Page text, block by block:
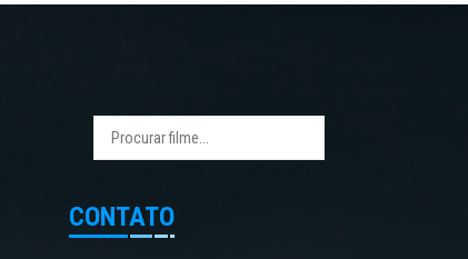
CONTATO